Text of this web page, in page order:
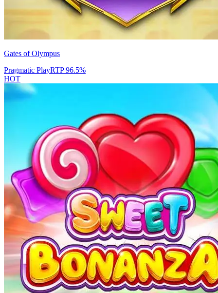
Gates of Olympus
Pragmatic PlayRTP96.5%
HOT